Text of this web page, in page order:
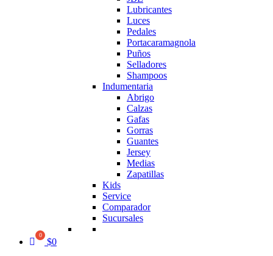
Lubricantes
Luces
Pedales
Portacaramagnola
Puños
Selladores
Shampoos
Indumentaria
Abrigo
Calzas
Gafas
Gorras
Guantes
Jersey
Medias
Zapatillas
Kids
Service
Comparador
Sucursales
$0